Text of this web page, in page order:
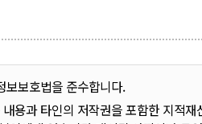
보보호법을 준수합니다.
용과 타인의 저작권을 포함한 지적